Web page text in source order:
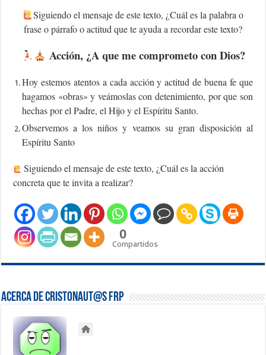
Siguiendo el mensaje de este texto, ¿Cuál es la palabra o
frase o párrafo o actitud que te ayuda a recordar este texto?
Acción, ¿A que me comprometo con Dios?
Hoy estemos atentos a cada acción y actitud de buena fe que
hagamos «obras» y veámoslas con detenimiento, por que son
hechas por el Padre, el Hijo y el Espíritu Santo.
Observemos a los niños y veamos su gran disposición al
Espíritu Santo
Siguiendo el mensaje de este texto, ¿Cuál es la acción
concreta que te invita a realizar?
0
Compartidos
Acerca de Cristonaut@s FRP